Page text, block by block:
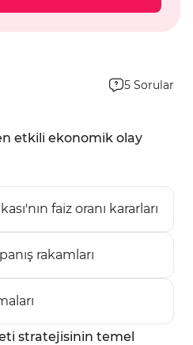
5 Sorular
etkili ekonomik olay
faiz oranı kararları
rakamları
stratejisinin temel